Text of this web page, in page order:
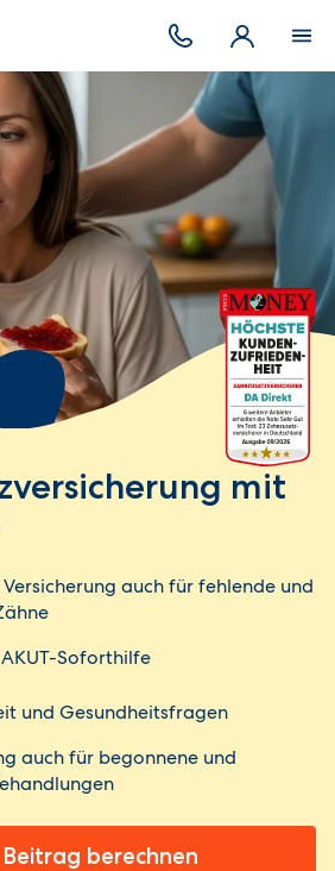
mit
auch für fehlende und
Soforthilfe
und Gesundheitsfragen
auch für begonnene und
berechnen